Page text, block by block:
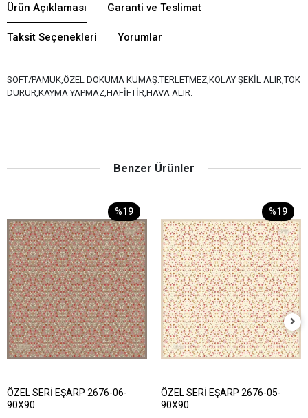
Ürün Açıklaması Garanti ve Teslimat
Taksit Seçenekleri Yorumlar
SOFT/PAMUK,ÖZEL DOKUMA KUMAŞ.TERLETMEZ,KOLAY ŞEKİL ALIR,TOK
DURUR,KAYMA YAPMAZ,HAFİFTİR,HAVA ALIR.
Benzer Ürünler
%19
ÖZEL SERİ EŞARP 2676-06-
90X90
%19
ÖZEL SERİ EŞARP 2676-05-
90X90